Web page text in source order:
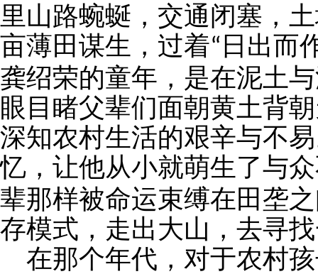
里山路蜿蜒，交通闭塞，
亩薄田谋生，过着“ 日出而
龚绍荣的童年，是在泥土
眼目睹父辈们面朝黄土背
深知农村生活的艰辛与不
忆，让他从小就萌生了与
辈那样被命运束缚在田垄
存模式，走出大山，去寻
在那个年代，对于农村